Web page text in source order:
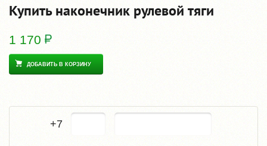
Купить наконечник рулевой тяги
1 170
ДОБАВИТЬ В КОРЗИНУ
+7